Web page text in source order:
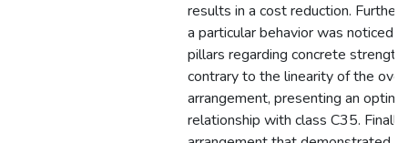
results in a cost reduction.
a particular behavior was noticed in
pillars regarding concrete strength,
contrary to the linearity of the
arrangement, presenting an
relationship with class C35.